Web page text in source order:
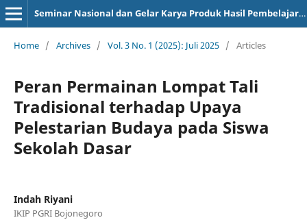
Seminar Nasional dan Gelar Karya Produk Hasil Pembelajaran
Home / Archives / Vol. 3 No. 1 (2025): Juli 2025 / Articles
Peran Permainan Lompat Tali
Tradisional terhadap Upaya
Pelestarian Budaya pada Siswa
Sekolah Dasar
Indah Riyani
IKIP PGRI Bojonegoro